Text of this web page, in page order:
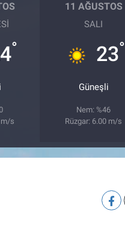
°
m/s
11 AĞUSTOS
SALI
23°
Güneşli
Nem: %46
Rüzgar: 6.00 m/s